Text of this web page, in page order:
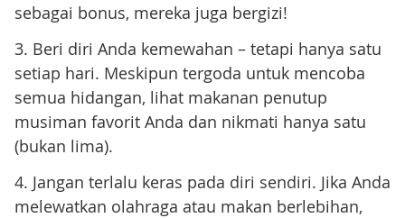
sebagai bonus, mereka juga bergizi!
3. Beri diri Anda kemewahan – tetapi hanya satu
setiap hari. Meskipun tergoda untuk mencoba
semua hidangan, lihat makanan penutup
musiman favorit Anda dan nikmati hanya satu
(bukan lima).
4. Jangan terlalu keras pada diri sendiri. Jika Anda
melewatkan olahraga atau makan berlebihan,